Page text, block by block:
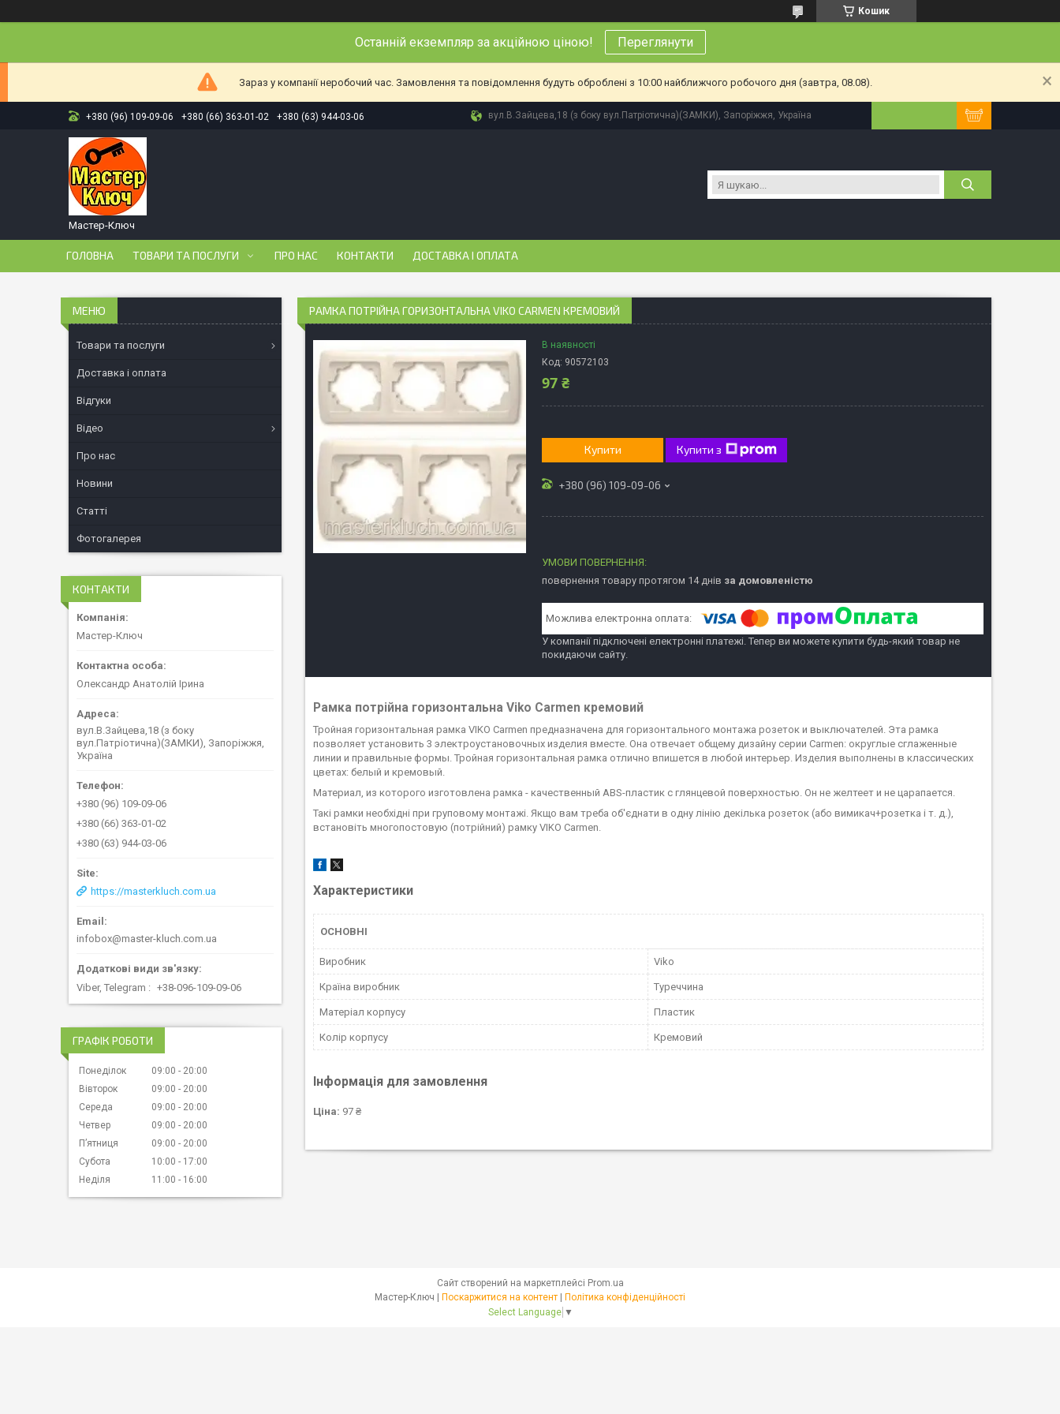
Кошик
Останній екземпляр за акційною ціною! Переглянути
Зараз у компанії неробочий час. Замовлення та повідомлення будуть оброблені з 10:00 найближчого робочого дня (завтра, 08.08).
+380 (96) 109-09-06 +380 (66) 363-01-02 +380 (63) 944-03-06 вул.В.Зайцева,18 (з боку вул.Патріотична)(ЗАМКИ), Запоріжжя, Україна
Мастер-Ключ
ГОЛОВНА ТОВАРИ ТА ПОСЛУГИ ПРО НАС КОНТАКТИ ДОСТАВКА І ОПЛАТА
РАМКА ПОТРІЙНА ГОРИЗОНТАЛЬНА VIKO CARMEN КРЕМОВИЙ
В наявності
Код: 90572103
97 ₴
Купити Купити з
+380 (96) 109-09-06
повернення товару протягом 14 днів за домовленістю
У компанії підключені електронні платежі. Тепер ви можете купити будь-який товар не
покидаючи сайту.
Рамка потрійна горизонтальна Viko Carmen кремовий
Тройная горизонтальная рамка VIKO Carmen предназначена для горизонтального монтажа розеток и выключателей. Эта рамка
позволяет установить 3 электроустановочных изделия вместе. Она отвечает общему дизайну серии Carmen: округлые сглаженные
линии и правильные формы. Тройная горизонтальная рамка отлично впишется в любой интерьер. Изделия выполнены в классических
цветах: белый и кремовый.
Материал, из которого изготовлена рамка - качественный ABS-пластик с глянцевой поверхностью. Он не желтеет и не царапается.
Такі рамки необхідні при груповому монтажі. Якщо вам треба об'єднати в одну лінію декілька розеток (або вимикач+розетка і т. д.),
встановіть многопостовую (потрійний) рамку VIKO Carmen.
Характеристики
ОСНОВНІ
Виробник Viko
Країна виробник Туреччина
Матеріал корпусу Пластик
Колір корпусу Кремовий
Інформація для замовлення
Ціна: 97 ₴
Товари та послуги
Доставка і оплата
Відгуки
Відео
Про нас
Новини
Статті
Фотогалерея
КОНТАКТИ
Мастер-Ключ
Олександр Анатолій Ірина
вул.В.Зайцева,18 (з боку
вул.Патріотична)(ЗАМКИ), Запоріжжя,
Україна
+380 (96) 109-09-06
+380 (66) 363-01-02
+380 (63) 944-03-06
https://masterkluch.com.ua
infobox@master-kluch.com.ua
Viber, Telegram +38-096-109-09-06
ГРАФІК РОБОТИ
Понеділок 09:00
20:00
Вівторок
09:00
20:00
Середа
09:00
20:00
Четвер
09:00
20:00
Пʼятниця
09:00
20:00
Субота
10:00
17:00
Неділя
11:00 16:00
Сайт створений на маркетплейсі Prom.ua
Мастер-Ключ | Поскаржитися на контент | Політика конфіденційності
Select Language ▼